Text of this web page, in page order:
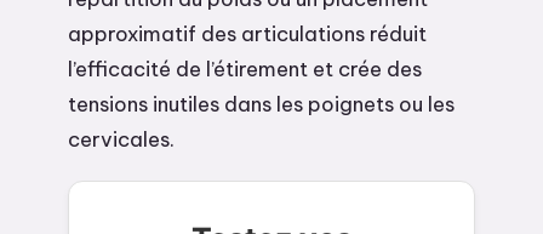
approximatif des articulations réduit
l’efficacité de l’étirement et crée des
tensions inutiles dans les poignets ou les
cervicales.